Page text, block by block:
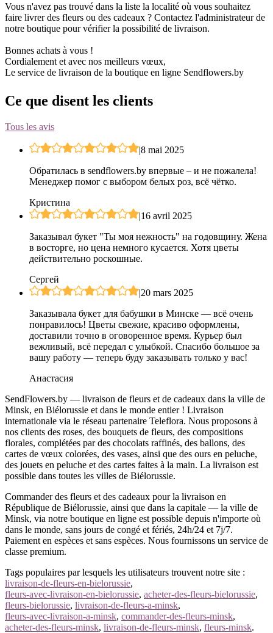
Vous n'avez pas trouvé dans la liste la localité où vous souhaitez
faire livrer des fleurs ou des cadeaux ? Contactez l'administrateur de
notre boutique pour vérifier la possibilité de livraison.
Bonnes achats à vous !
Cordialement et avec nos meilleurs vœux,
Le service de livraison de la boutique en ligne Sendflowers.by
Ce que disent les clients
Tous les avis
|8 mai 2025
Обратилась в sendflowers.by впервые – и не пожалела!
Менеджер помог с выбором белых роз, всё чётко.
Кристина
|16 avril 2025
Заказывал букет "Ты моя нежность" на годовщину. Жена
в восторге, но цена немного кусается. Хотя цветы
действительно роскошные.
Сергей
|20 mars 2025
Заказывала букет для бабушки в Минске — всё очень
понравилось! Цветы свежие, красиво оформлены,
доставили точно в оговоренное время. Курьер был
вежливый, всё передал с улыбкой. Спасибо большое за
вашу работу — теперь буду заказывать только у вас!
Анастасия
SendFlowers.by — livraison de fleurs et de cadeaux dans la ville de
Minsk, en Biélorussie et dans le monde entier ! Livraison
internationale via le réseau partenaire Teleflora. Nous proposons à
nos clients des roses, des bouquets de fleurs, des compositions
florales, complétées par des chocolats raffinés, des ballons, des
cartes de vœux colorées, des vases, ainsi que des ours en peluche,
des jouets en peluche et des cartes faites à la main. La livraison est
possible dans toutes les villes de Biélorussie.
Commander des fleurs et des cadeaux pour la livraison en
République de Biélorussie, ainsi que dans la capitale — la ville de
Minsk, via notre boutique en ligne est possible depuis n'importe où
dans le monde, sans jours de congé et fériés, 24h/24 et 7j/7.
Paiement en espèces et sans espèces. Nous fournissons un service de
classe premium.
Tags populaires par lesquels les utilisateurs trouvent notre site :
livraison-de-fleurs-en-bielorussie,
fleurs-avec-livraison-en-bielorussie, acheter-des-fleurs-bielorussie,
fleurs-bielorussie, livraison-de-fleurs-a-minsk,
fleurs-avec-livraison-a-minsk, commander-des-fleurs-minsk,
acheter-des-fleurs-minsk, livraison-de-fleurs-minsk, fleurs-minsk.